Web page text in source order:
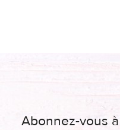
Abonnez-vous